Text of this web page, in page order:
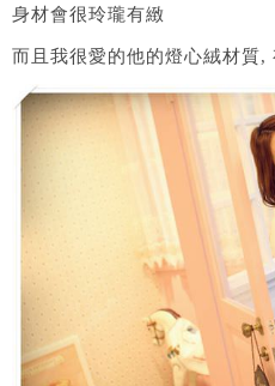
身材會很玲瓏有緻
而且我很愛的他的燈心絨材質,